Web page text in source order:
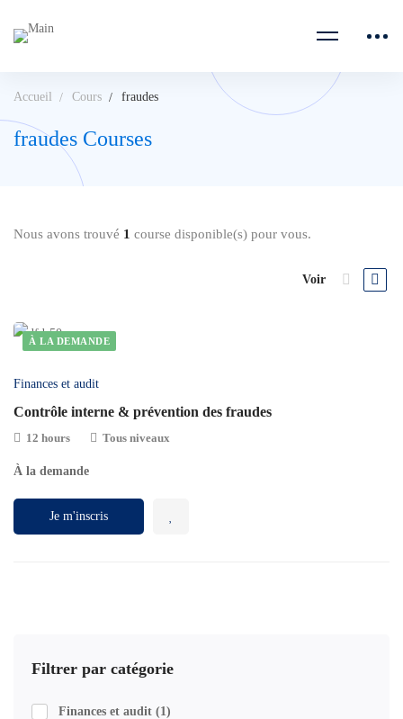
Accueil Cours fraudes
fraudes Courses
Filtrer par catégorie
Finances et audit (1)
Nous avons trouvé 1 course disponible(s) pour vous.
Voir
À LA DEMANDE
Finances et audit
Contrôle interne & prévention des fraudes
12 hours Tous niveaux
À la demande
Je m'inscris